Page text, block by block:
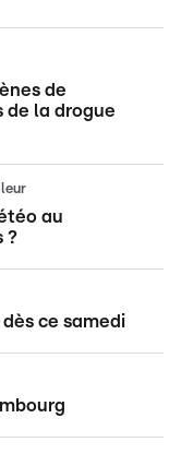
de
de la drogue
au
?
ce samedi